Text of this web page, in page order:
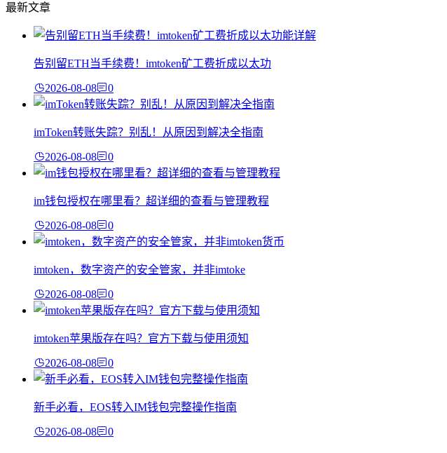
最新文章
告别留ETH当手续费！imtoken矿工费折成以太功
2026-08-08 0
imToken转账失踪？别乱！从原因到解决全指南
2026-08-08 0
im钱包授权在哪里看？超详细的查看与管理教程
2026-08-08 0
imtoken，数字资产的安全管家，并非imtoke
2026-08-08 0
imtoken苹果版存在吗？官方下载与使用须知
2026-08-08 0
新手必看，EOS转入IM钱包完整操作指南
2026-08-08 0